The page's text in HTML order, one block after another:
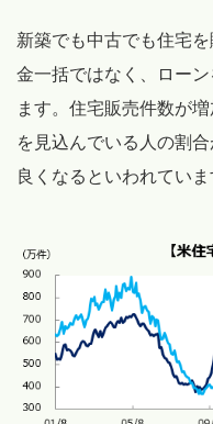
新築でも中古でも住宅
金一括ではなく、ロー
ます。住宅販売件数が
を見込んでいる人の割
良くなるといわれていま